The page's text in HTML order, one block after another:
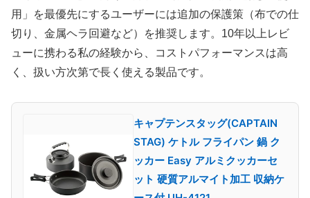
用」を最優先にするユーザーには追加の保護策（布での仕
切り、金属ヘラ回避など）を推奨します。10年以上レビ
ューに携わる私の経験から、コストパフォーマンスは高
く、扱い方次第で長く使える製品です。
キャプテンスタッグ(CAPTAIN
STAG) ケトル フライパン 鍋 ク
ッカー Easy アルミクッカーセ
ット 硬質アルマイト加工 収納ケ